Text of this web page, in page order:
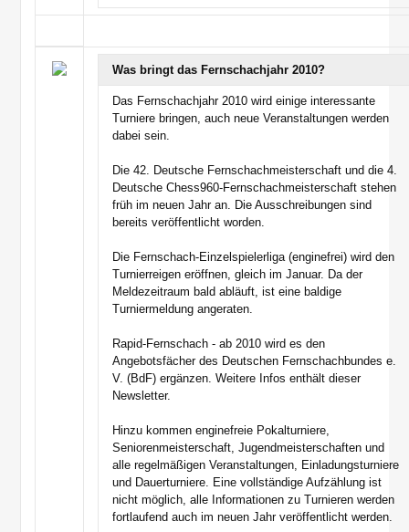
Was bringt das Fernschachjahr 2010?
Das Fernschachjahr 2010 wird einige interessante
Turniere bringen, auch neue Veranstaltungen werden
dabei sein.
Die 42. Deutsche Fernschachmeisterschaft und die 4.
Deutsche Chess960-Fernschachmeisterschaft stehen
früh im neuen Jahr an. Die Ausschreibungen sind
bereits veröffentlicht worden.
Die Fernschach-Einzelspielerliga (enginefrei) wird den
Turnierreigen eröffnen, gleich im Januar. Da der
Meldezeitraum bald abläuft, ist eine baldige
Turniermeldung angeraten.
Rapid-Fernschach - ab 2010 wird es den
Angebotsfächer des Deutschen Fernschachbundes e.
V. (BdF) ergänzen. Weitere Infos enthält dieser
Newsletter.
Hinzu kommen enginefreie Pokalturniere,
Seniorenmeisterschaft, Jugendmeisterschaften und
alle regelmäßigen Veranstaltungen, Einladungsturniere
und Dauerturniere. Eine vollständige Aufzählung ist
nicht möglich, alle Informationen zu Turnieren werden
fortlaufend auch im neuen Jahr veröffentlicht werden.